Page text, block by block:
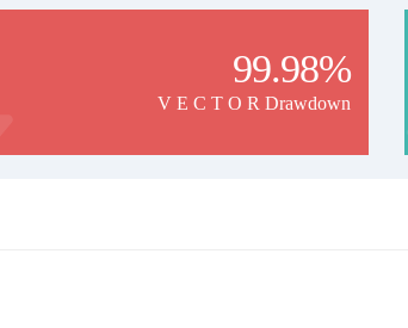
99.98%
V E C T O R Drawdown